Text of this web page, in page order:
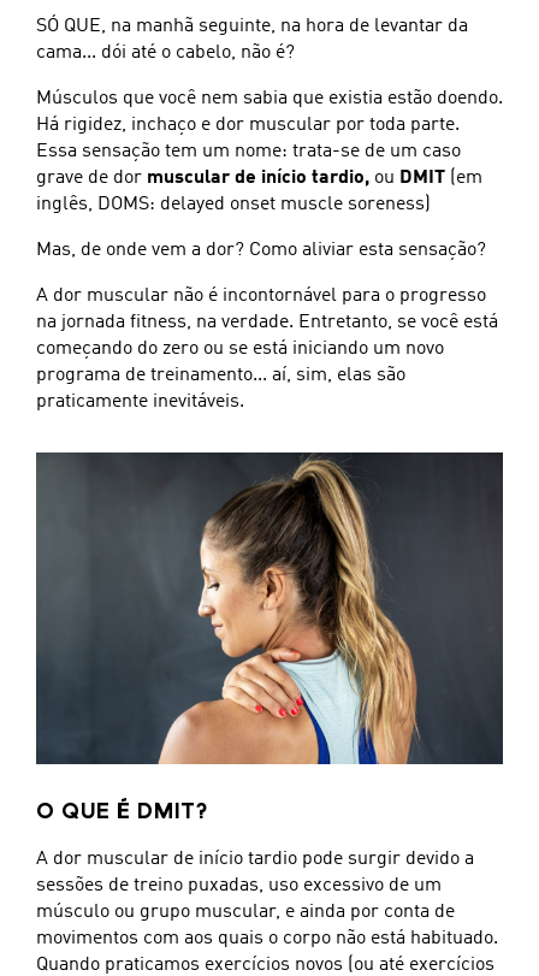
SÓ QUE, na manhã seguinte, na hora de levantar da
cama... dói até o cabelo, não é?
Músculos que você nem sabia que existia estão doendo.
Há rigidez, inchaço e dor muscular por toda parte.
Essa sensação tem um nome: trata-se de um caso
grave de dor muscular de início tardio, ou DMIT (em
inglês, DOMS: delayed onset muscle soreness)
Mas, de onde vem a dor? Como aliviar esta sensação?
A dor muscular não é incontornável para o progresso
na jornada fitness, na verdade. Entretanto, se você está
começando do zero ou se está iniciando um novo
programa de treinamento... aí, sim, elas são
praticamente inevitáveis.
O QUE É DMIT?
A dor muscular de início tardio pode surgir devido a
sessões de treino puxadas, uso excessivo de um
músculo ou grupo muscular, e ainda por conta de
movimentos com aos quais o corpo não está habituado.
Quando praticamos exercícios novos (ou até exercícios